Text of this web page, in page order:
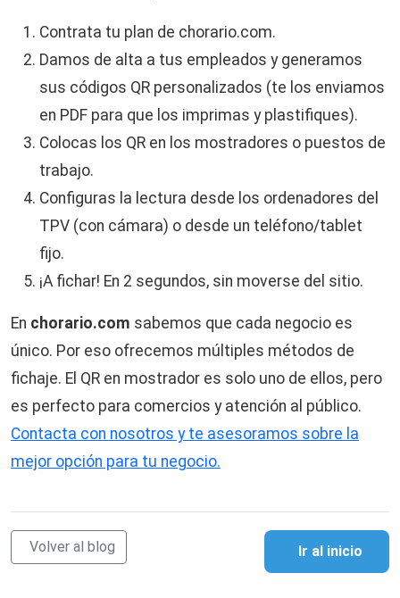
Contrata tu plan de chorario.com.
Damos de alta a tus empleados y generamos
sus códigos QR personalizados (te los enviamos
en PDF para que los imprimas y plastifiques).
Colocas los QR en los mostradores o puestos de
trabajo.
Configuras la lectura desde los ordenadores del
TPV (con cámara) o desde un teléfono/tablet
fijo.
¡A fichar! En 2 segundos, sin moverse del sitio.
En chorario.com sabemos que cada negocio es
único. Por eso ofrecemos múltiples métodos de
fichaje. El QR en mostrador es solo uno de ellos, pero
es perfecto para comercios y atención al público.
Contacta con nosotros y te asesoramos sobre la
mejor opción para tu negocio.
Volver al blog Ir al inicio